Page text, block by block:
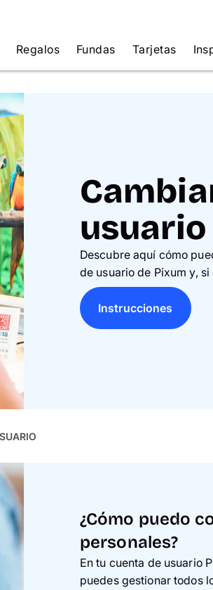
Regalos Fundas Tarjetas
usuario
Descubre aquí cómo
de usuario de Pixum y,
Instrucciones
¿Cómo puedo
personales?
En tu cuenta de usuario
puedes gestionar todos